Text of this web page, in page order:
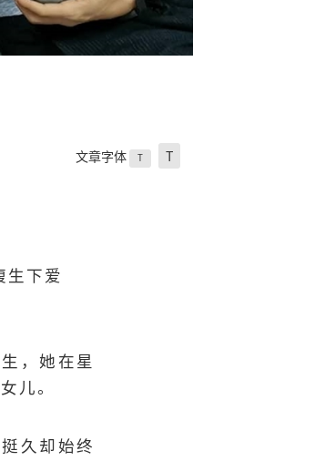
文章字体 T T
生下爱
，她在星
儿。
久却始终